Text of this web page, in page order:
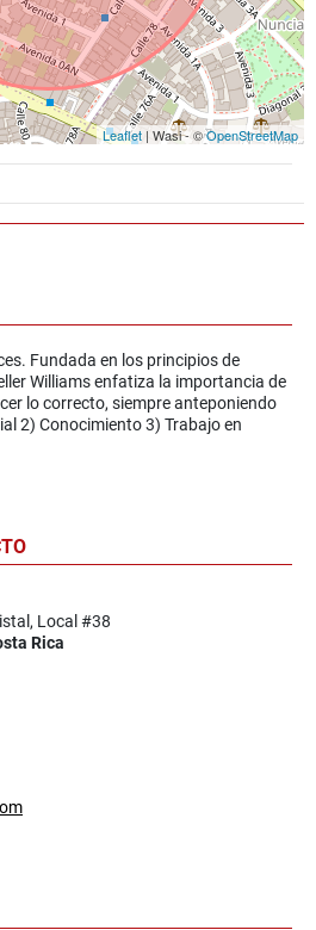
Leaflet | Wasi - ©OpenStreetMap
Fundada en los principios de
Williams enfatiza la importancia de
lo correcto, siempre anteponiendo
2) Conocimiento 3) Trabajo en
Local #38
Rica